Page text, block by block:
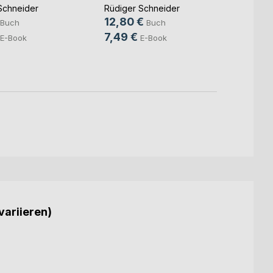
Buch
E-Book
Rüdiger Schneider
12,80 € Buch
7,49 € E-Book